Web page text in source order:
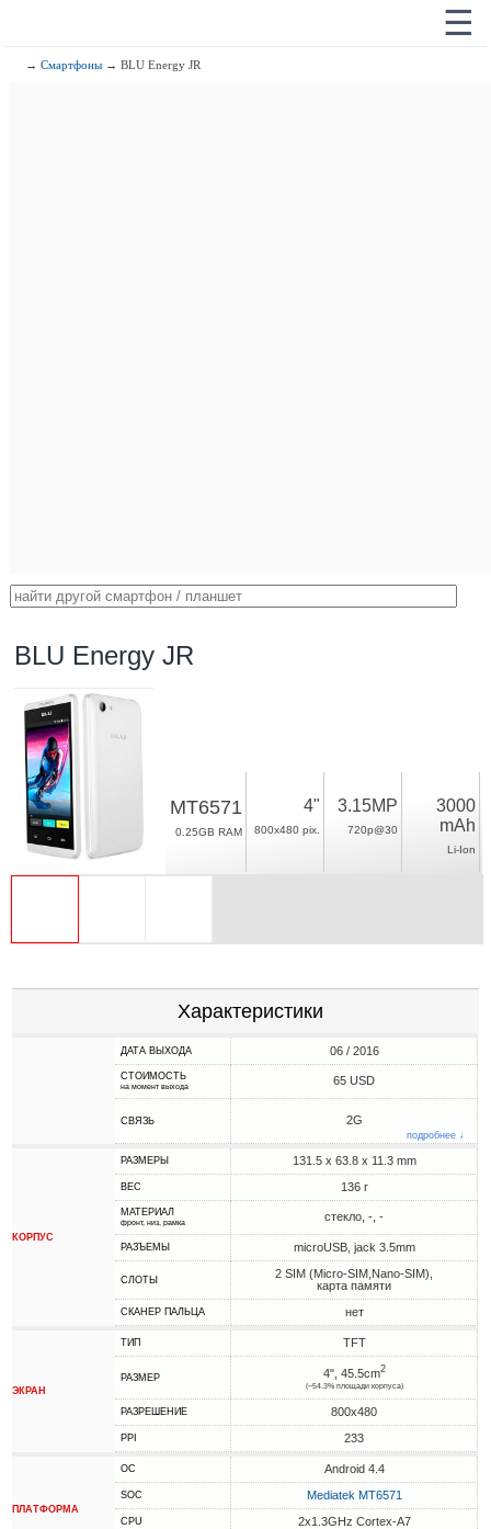
☰
→Смартфоны → BLU Energy JR
BLU Energy JR
MT6571
0.25GB RAM
4"
800x480 pix.
3.15MP
720p@30
3000
mAh
Li-Ion
Характеристики
ДАТА ВЫХОДА 06 / 2016
СТОИМОСТЬ
на момент выхода 65 USD
СВЯЗЬ 2G
подробнее ↓
КОРПУС
РАЗМЕРЫ 131.5 x 63.8 x 11.3 mm
ВЕС 136 г
МАТЕРИАЛ
фронт, низ, рамка стекло, -, -
РАЗЪЕМЫ microUSB, jack 3.5mm
СЛОТЫ
2 SIM (Micro-SIM,Nano-SIM),
карта памяти
СКАНЕР ПАЛЬЦА нет
ЭКРАН
ТИП TFT
РАЗМЕР 4", 45.5cm2
(~54.3% площади корпуса)
РАЗРЕШЕНИЕ 800x480
PPI 233
ПЛАТФОРМА
ОС Android 4.4
SOC Mediatek MT6571
CPU 2x1.3GHz Cortex-A7